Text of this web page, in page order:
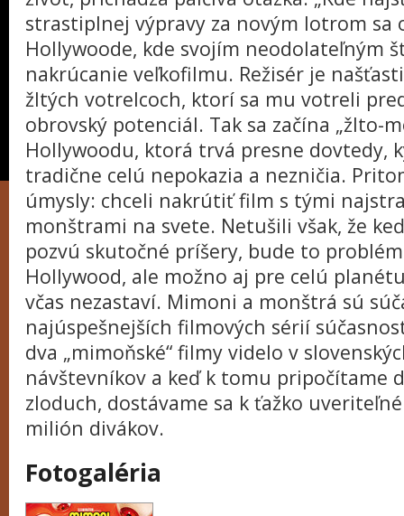
strastiplnej výpravy za novým lotrom sa
Hollywoode, kde svojím neodolateľným
nakrúcanie veľkofilmu. Režisér je
žltých votrelcoch, ktorí sa mu votreli
obrovský potenciál. Tak sa začína „žlto-
Hollywoodu, ktorá trvá presne dovtedy,
tradične celú nepokazia a nezničia.
úmysly: chceli nakrútiť film s tými
monštrami na svete. Netušili však, že
pozvú skutočné príšery, bude to
Hollywood, ale možno aj pre celú
včas nezastaví. Mimoni a monštrá sú
najúspešnejších filmových sérií
dva „mimoňské“ filmy videlo v
návštevníkov a keď k tomu pripočítame
zloduch, dostávame sa k ťažko
milión divákov.
Fotogaléria